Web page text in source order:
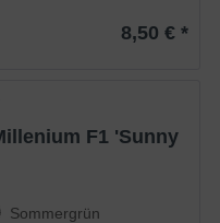
8,50 € *
Sommergrün